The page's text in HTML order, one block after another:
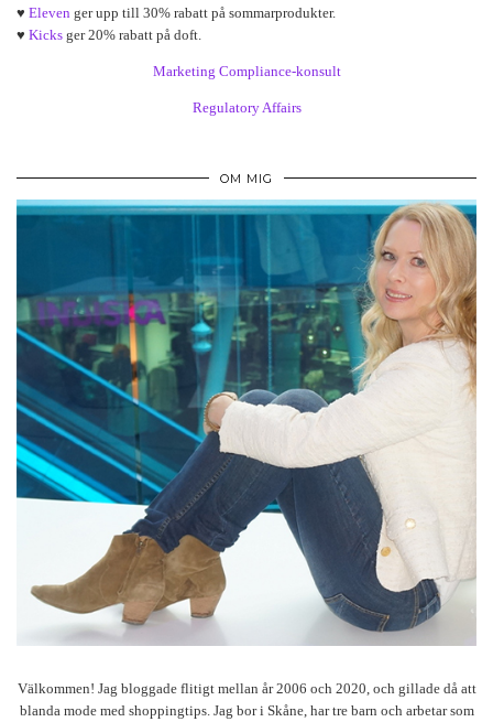
♥ Eleven ger upp till 30% rabatt på sommarprodukter.
♥ Kicks ger 20% rabatt på doft.
Marketing Compliance-konsult
Regulatory Affairs
OM MIG
Välkommen! Jag bloggade flitigt mellan år 2006 och 2020, och gillade då att
blanda mode med shoppingtips. Jag bor i Skåne, har tre barn och arbetar som